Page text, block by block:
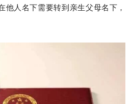
他人名下需要转到亲生父母名下，